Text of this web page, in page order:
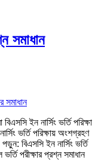
সমাধান
ইন নার্সিং ভর্তি পরিক্ষা
ভর্তি পরিক্ষায় অংশগ্রহণ
বিএসসি ইন নার্সিং ভর্তি
পরীক্ষার প্রশ্ন সমাধান